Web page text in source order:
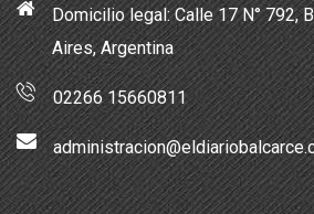
Domicilio legal: Calle 17 N° 792,
Aires, Argentina
02266 15660811